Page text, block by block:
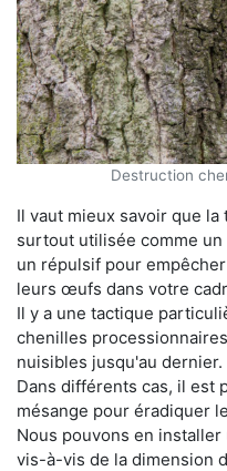
Destruction
Il vaut mieux savoir que
surtout utilisée comme
un répulsif pour
leurs œufs dans votre
Il y a une tactique
chenilles
nuisibles jusqu'au
Dans différents cas, il est
mésange pour éradiquer
Nous pouvons en
vis-à-vis de la dimension